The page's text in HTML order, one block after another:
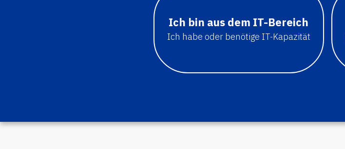
Ich bin aus dem IT-Bereich
Ich habe oder benötige IT-Kapazität